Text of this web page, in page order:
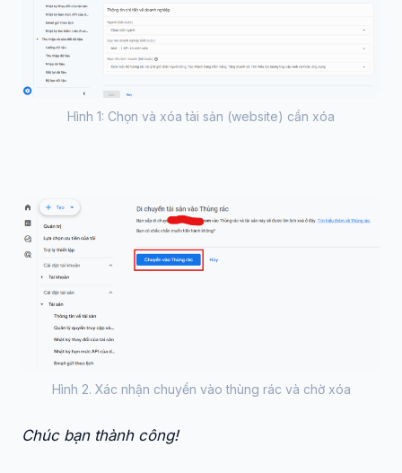
Hình 1: Chọn và xóa tài sản (website) cần xóa
Hình 2. Xác nhận chuyển vào thùng rác và chờ xóa
Chúc bạn thành công!